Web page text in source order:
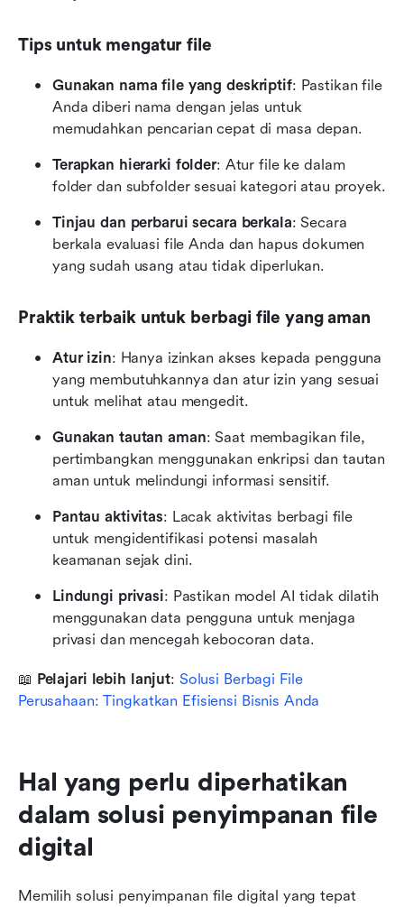
Tips untuk mengatur file
Gunakan nama file yang deskriptif: Pastikan file
Anda diberi nama dengan jelas untuk
memudahkan pencarian cepat di masa depan.
Terapkan hierarki folder: Atur file ke dalam
folder dan subfolder sesuai kategori atau proyek.
Tinjau dan perbarui secara berkala: Secara
berkala evaluasi file Anda dan hapus dokumen
yang sudah usang atau tidak diperlukan.
Praktik terbaik untuk berbagi file yang aman
Atur izin: Hanya izinkan akses kepada pengguna
yang membutuhkannya dan atur izin yang sesuai
untuk melihat atau mengedit.
Gunakan tautan aman: Saat membagikan file,
pertimbangkan menggunakan enkripsi dan tautan
aman untuk melindungi informasi sensitif.
Pantau aktivitas: Lacak aktivitas berbagi file
untuk mengidentifikasi potensi masalah
keamanan sejak dini.
Lindungi privasi: Pastikan model AI tidak dilatih
menggunakan data pengguna untuk menjaga
privasi dan mencegah kebocoran data.
📖 Pelajari lebih lanjut: Solusi Berbagi File
Perusahaan: Tingkatkan Efisiensi Bisnis Anda
Hal yang perlu diperhatikan
dalam solusi penyimpanan file
digital
Memilih solusi penyimpanan file digital yang tepat